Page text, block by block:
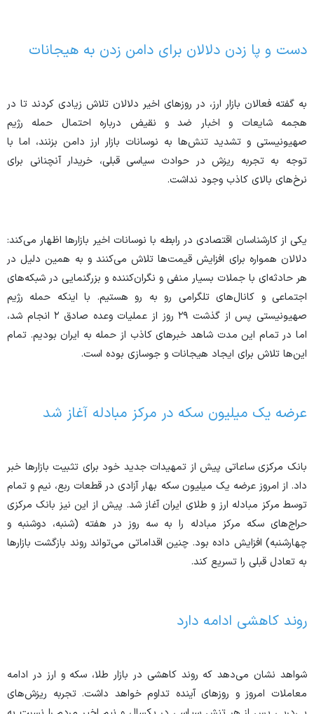
دست و پا زدن دلالان برای دامن زدن به هیجانات
به گفته فعالان بازار ارز، در روز‌های اخیر دلالان تلاش زیادی کردند تا در
هجمه شایعات و اخبار ضد و نقیض درباره احتمال حمله رژیم
صهیونیستی و تشدید تنش‌ها به نوسانات بازار ارز دامن بزنند، اما با
توجه به تجربه ریزش در حوادث سیاسی قبلی، خریدار آنچنانی برای
نرخ‌های بالای کاذب وجود نداشت.
یکی از کارشناسان اقتصادی در رابطه با نوسانات اخیر بازار‌ها اظهار می‌کند:
دلالان همواره برای افزایش قیمت‌ها تلاش می‌کنند و به همین دلیل در
هر حادثه‌ای با جملات بسیار منفی و نگران‌کننده و بزرگنمایی در شبکه‌های
اجتماعی و کانال‌های تلگرامی رو به رو هستیم. با اینکه حمله رژیم
صهیونیستی پس از گذشت ۲۹ روز از عملیات وعده صادق ۲ انجام شد،
اما در تمام این مدت شاهد خبر‌های کاذب از حمله به ایران بودیم. تمام
این‌ها تلاش برای ایجاد هیجانات و جوسازی بوده است.
عرضه یک میلیون سکه در مرکز مبادله آغاز شد
بانک مرکزی ساعاتی پیش از تمهیدات جدید خود برای تثبیت بازار‌ها خبر
داد. از امروز عرضه یک میلیون سکه بهار آزادی در قطعات ربع، نیم و تمام
توسط مرکز مبادله ارز و طلای ایران آغاز شد. پیش از این نیز بانک مرکزی
حراج‌های سکه مرکز مبادله را به سه روز در هفته (شنبه، دوشنبه و
چهارشنبه) افزایش داده بود. چنین اقداماتی می‌تواند روند بازگشت بازار‌ها
به تعادل قبلی را تسریع کند.
روند کاهشی ادامه دارد
شواهد نشان می‌دهد که روند کاهشی در بازار طلا، سکه و ارز در ادامه
معاملات امروز و روز‌های آینده تداوم خواهد داشت. تجربه ریزش‌های